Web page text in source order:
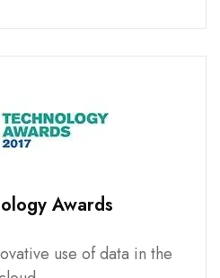
Awards
use of data in the